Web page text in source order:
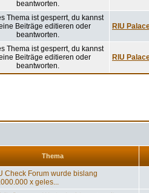
RIU
RIU
Thema
Check Forum wurde bislang
x geles...